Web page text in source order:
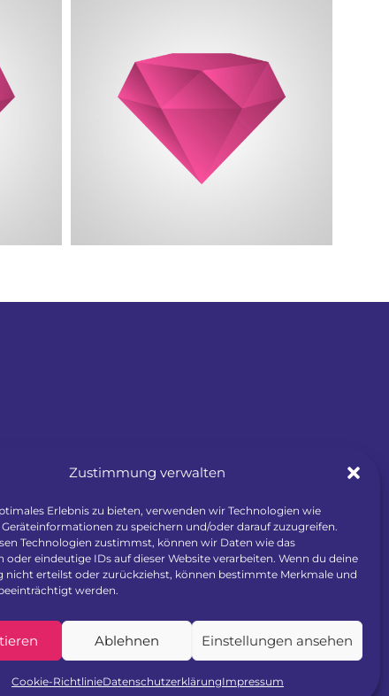
Zustimmung verwalten
Erlebnis zu bieten, verwenden wir Technologien wie
zu speichern und/oder darauf zuzugreifen.
Technologien zustimmst, können wir Daten wie das
oder eindeutige IDs auf dieser Website verarbeiten. Wenn du deine
nicht erteilst oder zurückziehst, können bestimmte Merkmale und
werden.
Ablehnen Einstellungen ansehen
Cookie-RichtlinieDatenschutzerklärungImpressum